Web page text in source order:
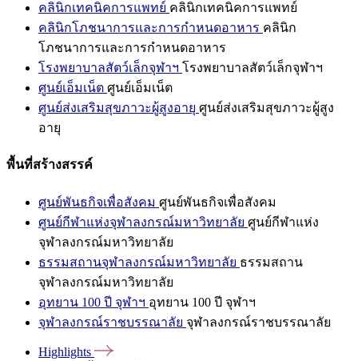
คลินิกเทคนิคการแพทย์ คลินิกเทคนิคการแพทย์
คลินิกโภชนาการและการกำหนดอาหาร คลินิก
โภชนาการและการกำหนดอาหาร
โรงพยาบาลสัตว์เล็กจุฬาฯ โรงพยาบาลสัตว์เล็กจุฬาฯ
ศูนย์เอ็มเน็ต ศูนย์เอ็มเน็ต
ศูนย์ส่งเสริมสุขภาวะผู้สูงอายุ ศูนย์ส่งเสริมสุขภาวะผู้สูง
อายุ
พื้นที่สร้างสรรค์
ศูนย์พันธกิจเพื่อสังคม ศูนย์พันธกิจเพื่อสังคม
ศูนย์กีฬาแห่งจุฬาลงกรณ์มหาวิทยาลัย ศูนย์กีฬาแห่ง
จุฬาลงกรณ์มหาวิทยาลัย
ธรรมสถานจุฬาลงกรณ์มหาวิทยาลัย ธรรมสถาน
จุฬาลงกรณ์มหาวิทยาลัย
อุทยาน 100 ปี จุฬาฯ อุทยาน 100 ปี จุฬาฯ
จุฬาลงกรณ์ราชบรรณาลัย จุฬาลงกรณ์ราชบรรณาลัย
Highlights